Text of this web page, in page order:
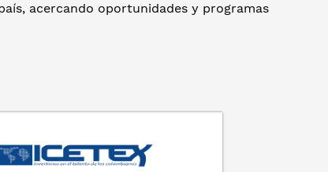
acercando oportunidades y programas